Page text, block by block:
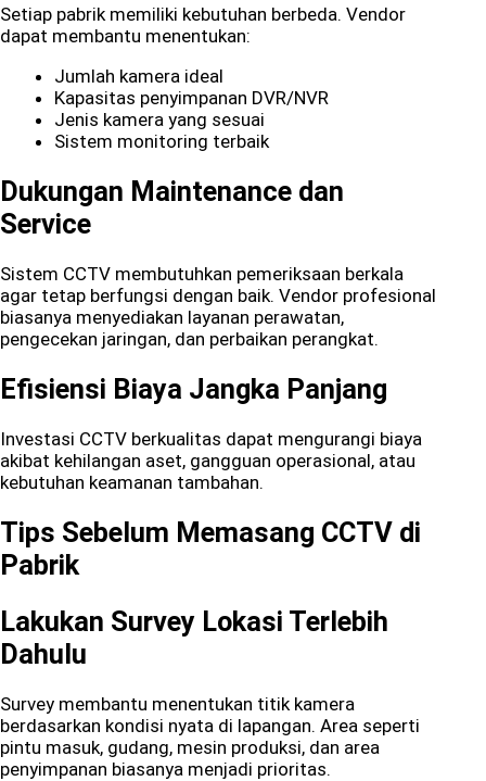
Setiap pabrik memiliki kebutuhan berbeda. Vendor
dapat membantu menentukan:
Jumlah kamera ideal
Kapasitas penyimpanan DVR/NVR
Jenis kamera yang sesuai
Sistem monitoring terbaik
Dukungan Maintenance dan
Service
Sistem CCTV membutuhkan pemeriksaan berkala
agar tetap berfungsi dengan baik. Vendor profesional
biasanya menyediakan layanan perawatan,
pengecekan jaringan, dan perbaikan perangkat.
Efisiensi Biaya Jangka Panjang
Investasi CCTV berkualitas dapat mengurangi biaya
akibat kehilangan aset, gangguan operasional, atau
kebutuhan keamanan tambahan.
Tips Sebelum Memasang CCTV di
Pabrik
Lakukan Survey Lokasi Terlebih
Dahulu
Survey membantu menentukan titik kamera
berdasarkan kondisi nyata di lapangan. Area seperti
pintu masuk, gudang, mesin produksi, dan area
penyimpanan biasanya menjadi prioritas.